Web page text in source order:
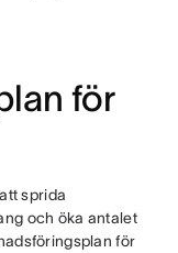
för
sprida
och öka antalet
för